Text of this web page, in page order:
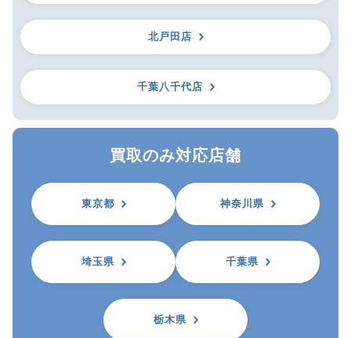
北戸田店
千葉八千代店
買取のみ対応店舗
東京都 神奈川県
埼玉県 千葉県
栃木県